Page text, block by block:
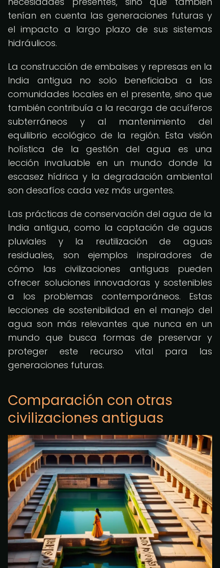
tenían en cuenta las generaciones futuras y
el impacto a largo plazo de sus sistemas
hidráulicos.
La construcción de embalses y represas en la
India antigua no solo beneficiaba a las
comunidades locales en el presente, sino que
también contribuía a la recarga de acuíferos
subterráneos y al mantenimiento del
equilibrio ecológico de la región. Esta visión
holística de la gestión del agua es una
lección invaluable en un mundo donde la
escasez hídrica y la degradación ambiental
son desafíos cada vez más urgentes.
Las prácticas de conservación del agua de la
India antigua, como la captación de aguas
pluviales y la reutilización de aguas
residuales, son ejemplos inspiradores de
cómo las civilizaciones antiguas pueden
ofrecer soluciones innovadoras y sostenibles
a los problemas contemporáneos. Estas
lecciones de sostenibilidad en el manejo del
agua son más relevantes que nunca en un
mundo que busca formas de preservar y
proteger este recurso vital para las
generaciones futuras.
Comparación con otras
civilizaciones antiguas